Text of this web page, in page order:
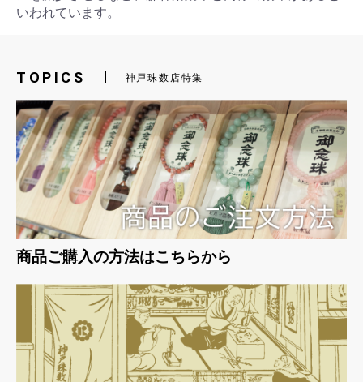
いわれています。
TOPICS 神戸珠数店特集
商品ご購入の方法はこちらから